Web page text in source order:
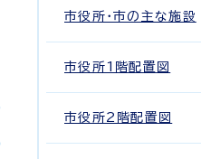
市役所・市の主な施設
市役所1階配置図
市役所2階配置図